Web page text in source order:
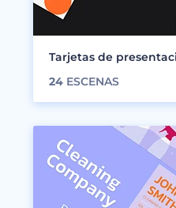
Tarjetas de
24 ESCENAS